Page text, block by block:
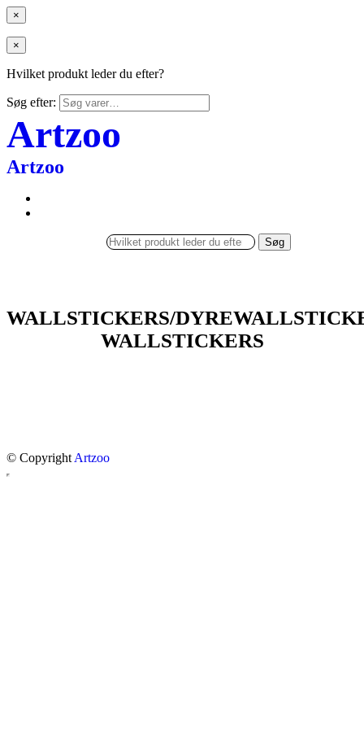
×
×
Hvilket produkt leder du efter?
Søg efter:
Artzoo
Artzoo
Søg
WALLSTICKERS/
WALLSTICKERS
© Copyright Artzoo